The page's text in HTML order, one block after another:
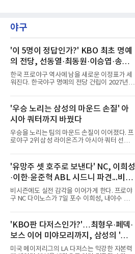
홀에서 경기하고 있다.
야구
'이 5명이 정답인가?' KBO 최초 명예
의 전당, 선동열·최동원·이승엽·송진
우·김응용을 둘러싼 논쟁
한국 프로야구 역사에 남을 새로운 이정표가 세
워진다. 한국야구 명예의 전당 건립이 2027년으
문으로 향하고 있다. "누가 한국 야구 최초의 명
예의 전당 헌액자가 될 것인가?"현재 가장 많이
거론되는 후보군은 선동열, 최동원, 이승엽, 송
진우, 그리고 김응용 감독이다. 한국 야구의 시
대별 상징성과 업적을 고려하면 충분히 설득력
있는 이름들이다.선동열은 한국 야구가 배출한
최고의 투수로 평가받는다. 해태 시절 통산 146
프로야구에서도 성공하며 한국 선수의 해외 진
출 가능성을 보여준 상징적인 존
'우승 노리는 삼성의 마운드 손질' 아
시아 쿼터까지 바꿨다
우승을 노리는 팀의 마운드 손질이 이어졌다. 프
로야구 2위 삼성 라이온즈가 아시아 쿼터 선수
투수 미야지 유라(일본)를 한국야구위원회
(KBO)에 웨이버 공시 요청하고, 일본 출신 투수
미야모리 사토시를 올 시즌 남은 기간 이적료 포
함 총 7만3천달러에 영입했다고 발표했다.미야
모리의 경력은 이렇다. 우완인 그는 2022년 일본
프로야구 라쿠텐 골든이글스에 입단해 2025년
까지 1군에서 69경기 2승 3패 10홀드 1세이브
5승 5패 평균자책점 4.36을 남겼다. 그는 치열하
게 우승 경쟁을 하는 팀에서 뛰게
'유망주 셋 호주로 보낸다' NC, 이희성
·이한·윤준혁 ABL 시드니 파견...비시
즌 실전 경험
비시즌에도 실전 감각을 이어가게 한다. 프로야
구 NC 다이노스가 7일 포수 이희성, 내야수 이
시드니 블루삭스에 파견한다고 밝혔다.세 선수
는 11월 12일 호주로 출국해 ABL 정규리그 일정
을 소화한 뒤 내년 2월 귀국한다. NC는 비시즌
기간 유망주들에게 실전 경기 경험을 주기 위해
파견 프로그램을 진행하게 됐다고 전했다.이는
처음이 아니다. NC는 2022년 질롱 코리아,
'KBO판 다저스인가?'…최형우·페덱·
보스 이어 미야모리까지, 삼성의 '스펙
만렙' 승부수
미국 메이저리그의 LA 다저스는 막강한 자본력